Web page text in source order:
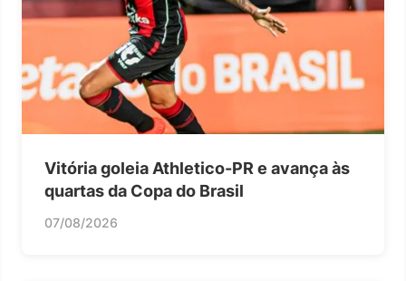
Vitória goleia Athletico-PR e avança às
quartas da Copa do Brasil
07/08/2026